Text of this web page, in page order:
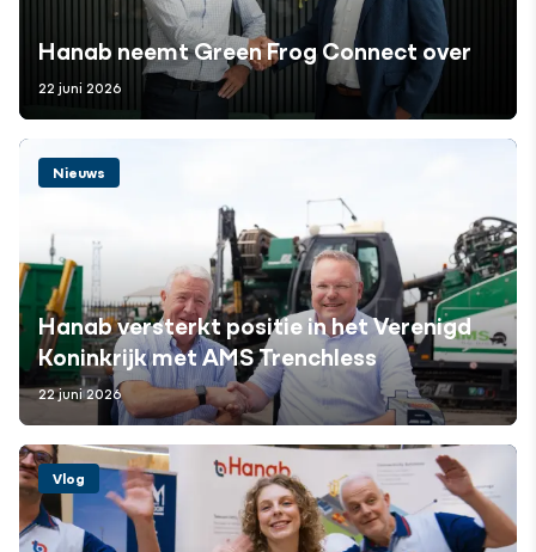
Hanab neemt Green Frog Connect over
22 juni 2026
Hanab versterkt positie in het Verenigd
Koninkrijk met AMS Trenchless
Nieuws
22 juni 2026
Vlog